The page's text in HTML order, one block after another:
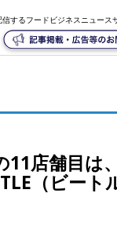
するフードビジネスニュース
店舗目は
（ビート